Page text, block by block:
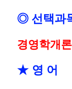
◎ 선택과
경영학개론
★ 영 어